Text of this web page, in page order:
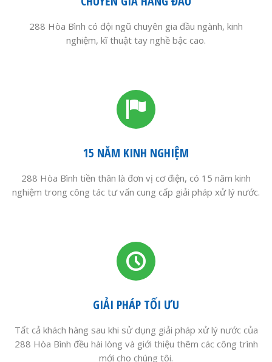
288 Hòa Bình có đội ngũ chuyên gia đầu ngành, kinh
nghiệm, kĩ thuật tay nghề bậc cao.
15 NĂM KINH NGHIỆM
288 Hòa Bình tiền thân là đơn vị cơ điện, có 15 năm kinh
nghiệm trong công tác tư vấn cung cấp giải pháp xử lý nước.
GIẢI PHÁP TỐI ƯU
Tất cả khách hàng sau khi sử dụng giải pháp xử lý nước của
288 Hòa Bình đều hài lòng và giới thiệu thêm các công trình
mới cho chúng tôi.